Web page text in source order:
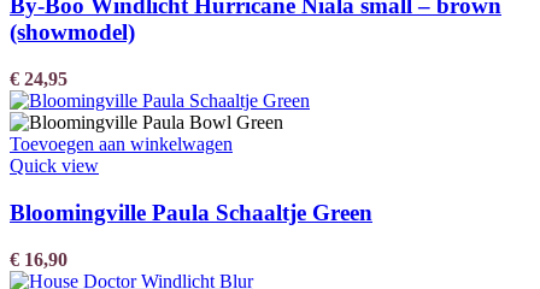
By-Boo Windlicht Hurricane Niala small – brown
(showmodel)
€ 24,95
Toevoegen aan winkelwagen
Quick view
Bloomingville Paula Schaaltje Green
€ 16,90